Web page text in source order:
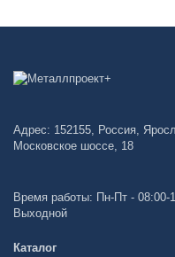
Адрес: 152155, Россия,
Московское шоссе, 18
Время работы: Пн-Пт -
Выходной
Каталог